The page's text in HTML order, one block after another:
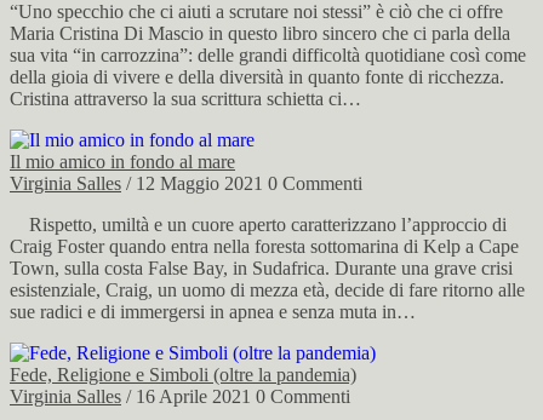
“Uno specchio che ci aiuti a scrutare noi stessi” è ciò che ci offre
Maria Cristina Di Mascio in questo libro sincero che ci parla della
sua vita “in carrozzina”: delle grandi difficoltà quotidiane così come
della gioia di vivere e della diversità in quanto fonte di ricchezza.
Cristina attraverso la sua scrittura schietta ci…
Il mio amico in fondo al mare
Virginia Salles / 12 Maggio 2021 0 Commenti
Rispetto, umiltà e un cuore aperto caratterizzano l’approccio di
Craig Foster quando entra nella foresta sottomarina di Kelp a Cape
Town, sulla costa False Bay, in Sudafrica. Durante una grave crisi
esistenziale, Craig, un uomo di mezza età, decide di fare ritorno alle
sue radici e di immergersi in apnea e senza muta in…
Fede, Religione e Simboli (oltre la pandemia)
Virginia Salles / 16 Aprile 2021 0 Commenti